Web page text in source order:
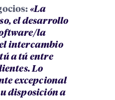
«La
el desarrollo
la
intercambio
a tú entre
Lo
excepcional
disposición a